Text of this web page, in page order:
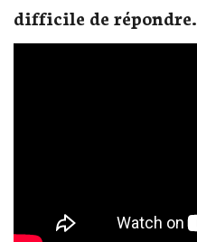
difficile de répondre.